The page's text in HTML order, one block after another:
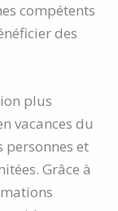
compétents
des
plus
vacances du
et
Grâce à